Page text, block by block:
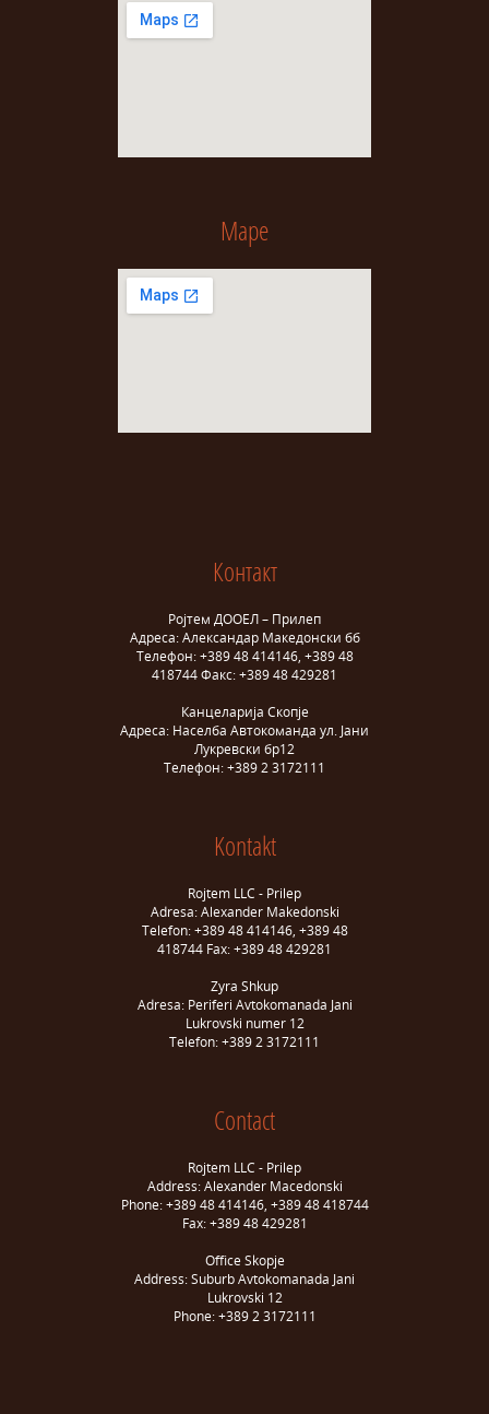
Mape
Контакт
Ројтем ДООЕЛ – Прилеп
Адреса: Александар Македонски бб
Телефон: +389 48 414146, +389 48
418744 Факс: +389 48 429281
Канцеларија Скопје
Адреса: Населба Автокоманда ул. Јани
Лукревски бр12
Телефон: +389 2 3172111
Kontakt
Rojtem LLC - Prilep
Adresa: Alexander Makedonski
Telefon: +389 48 414146, +389 48
418744 Fax: +389 48 429281
Zyra Shkup
Adresa: Periferi Avtokomanada Jani
Lukrovski numer 12
Telefon: +389 2 3172111
Contact
Rojtem LLC - Prilep
Address: Alexander Macedonski
Phone: +389 48 414146, +389 48 418744
Fax: +389 48 429281
Office Skopje
Address: Suburb Avtokomanada Jani
Lukrovski 12
Phone: +389 2 3172111